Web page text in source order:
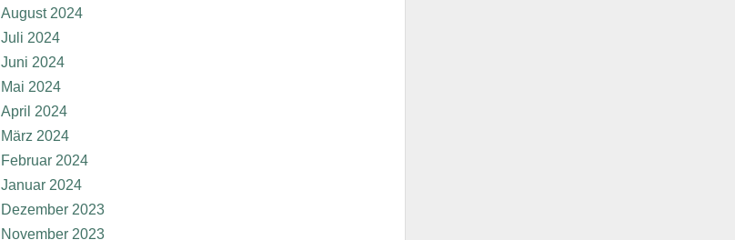
August 2024
Juli 2024
Juni 2024
Mai 2024
April 2024
März 2024
Februar 2024
Januar 2024
Dezember 2023
November 2023